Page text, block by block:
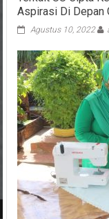
Agustus 10, 2022